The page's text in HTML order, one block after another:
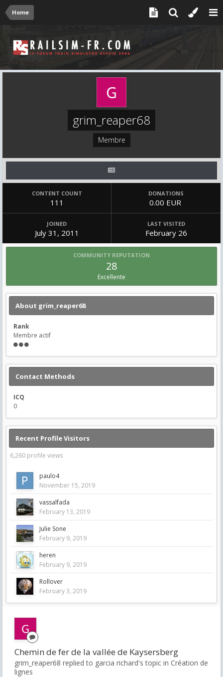
Home
grim_reaper68
Membre
CONTENT COUNT
111
DONATIONS
0.00 EUR
JOINED
July 31, 2011
LAST VISITED
February 26
COMMUNITY REPUTATION
28
Excellente
About grim_reaper68
Rank
Membre actif
Contact Methods
ICQ
0
Recent Profile Visitors
6,260 profile views
paulo4
November 15, 2019
vassalfada
February 13, 2019
Julie Sone
February 9, 2019
heren
February 9, 2019
Rollover
February 3, 2019
Chemin de fer de la vallée de Kaysersberg
grim_reaper68 replied to garcia richard's topic in Création de
lignes